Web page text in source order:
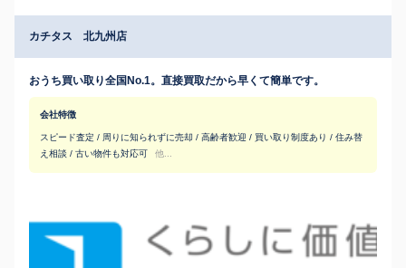
カチタス 北九州店
おうち買い取り全国No.1。直接買取だから早くて簡単です。
会社特徴
スピード査定 / 周りに知られずに売却 / 高齢者歓迎 / 買い取り制度あり / 住み替
え相談 / 古い物件も対応可
他...